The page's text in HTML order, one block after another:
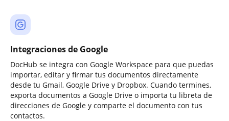
Integraciones de Google
DocHub se integra con Google Workspace para que puedas
importar, editar y firmar tus documentos directamente
desde tu Gmail, Google Drive y Dropbox. Cuando termines,
exporta documentos a Google Drive o importa tu libreta de
direcciones de Google y comparte el documento con tus
contactos.